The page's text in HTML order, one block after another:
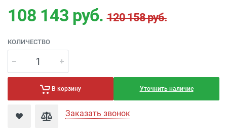
108 143 руб.120 158 руб.
КОЛИЧЕСТВО
В корзину Уточнить наличие
Заказать звонок